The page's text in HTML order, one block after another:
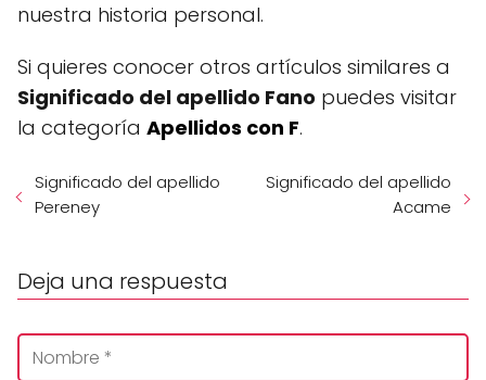
nuestra historia personal.
Si quieres conocer otros artículos similares a
Significado del apellido Fano puedes visitar
la categoría Apellidos con F.
Significado del apellido
Pereney
Significado del apellido
Acame
Deja una respuesta